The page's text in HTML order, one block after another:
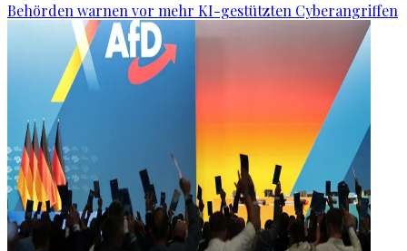
Behörden warnen vor mehr KI-gestützten Cyberangriffen